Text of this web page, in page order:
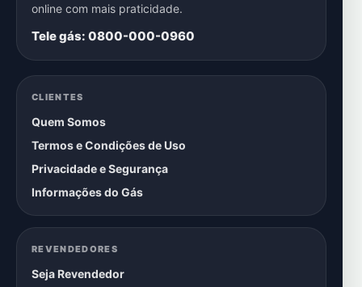
online com mais praticidade.
Tele gás: 0800-000-0960
CLIENTES
Quem Somos
Termos e Condições de Uso
Privacidade e Segurança
Informações do Gás
REVENDEDORES
Seja Revendedor